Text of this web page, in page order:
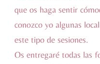
que os haga sentir
conozco yo algunas
este tipo de sesiones.
Os entregaré todas las